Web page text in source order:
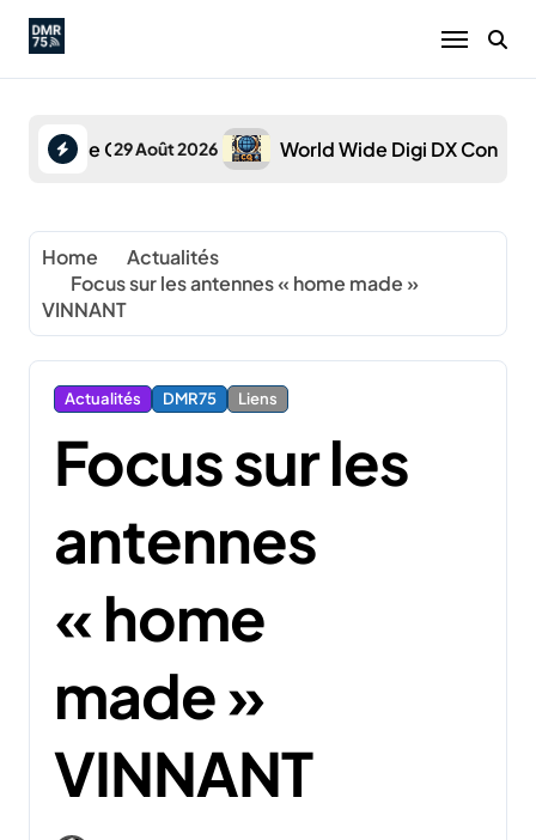
World Wide Digi DX Contest29 Août 2026 World Wide Digi DX
Home
Actualités
Focus sur les antennes « home made »
VINNANT
Actualités DMR75 Liens
Focus sur les
antennes
« home
made »
VINNANT